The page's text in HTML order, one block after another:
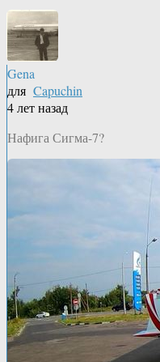
Gena
для Capuchin
4 лет назад
Нафига Сигма-7?